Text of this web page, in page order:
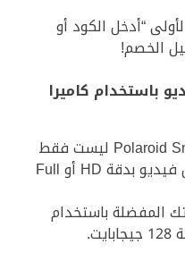
“أدخل الكود أو
الخصم!
باستخدام كاميرا
نعم، كاميرا فورية Polaroid Snap Touch ليست فقط
لالتقاط الصور، بل يمكنك تسجيل فيديو بدقة HD أو Full
المفضلة باستخدام